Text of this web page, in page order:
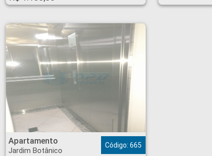
Apartamento - Jardim Botânico - Ribeirão Preto
Apartamento
Jardim Botânico
Código: 665